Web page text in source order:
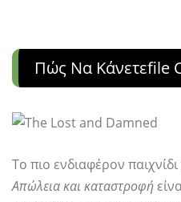
Πώς Να Κάνετεfile
Το πιο ενδιαφέρον
Απώλεια και καταστροφή